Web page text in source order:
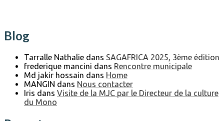
Blog
Tarralle Nathalie dans SAGAFRICA 2025, 3ème édition
frederique mancini dans Rencontre municipale
Md jakir hossain dans Home
MANGIN dans Nous contacter
Iris dans Visite de la MJC par le Directeur de la culture
du Mono